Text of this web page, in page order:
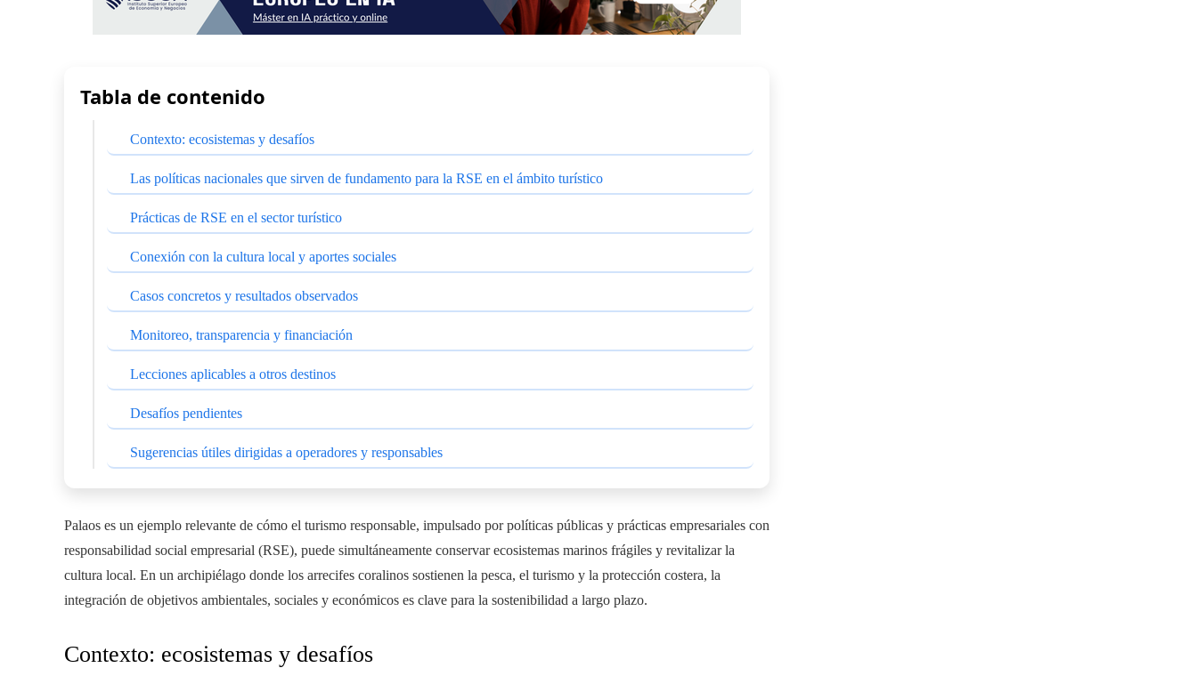
Tabla de contenido
Contexto: ecosistemas y desafíos
Las políticas nacionales que sirven de fundamento para la RSE en el ámbito turístico
Prácticas de RSE en el sector turístico
Conexión con la cultura local y aportes sociales
Casos concretos y resultados observados
Monitoreo, transparencia y financiación
Lecciones aplicables a otros destinos
Desafíos pendientes
Sugerencias útiles dirigidas a operadores y responsables
Palaos es un ejemplo relevante de cómo el turismo responsable, impulsado por políticas públicas y prácticas empresariales con
responsabilidad social empresarial (RSE), puede simultáneamente conservar ecosistemas marinos frágiles y revitalizar la
cultura local. En un archipiélago donde los arrecifes coralinos sostienen la pesca, el turismo y la protección costera, la
integración de objetivos ambientales, sociales y económicos es clave para la sostenibilidad a largo plazo.
Contexto: ecosistemas y desafíos